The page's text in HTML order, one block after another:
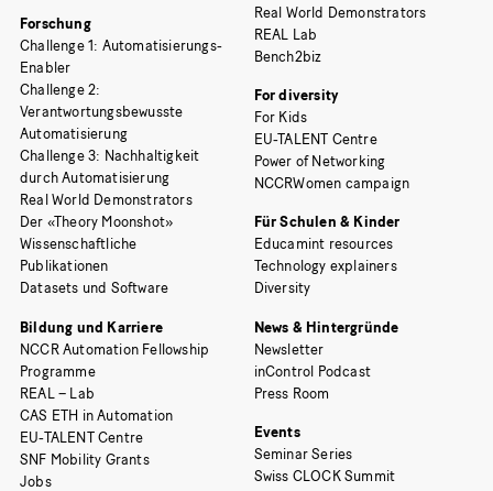
Forschung
Challenge 1: Automatisierungs-
Enabler
Challenge 2:
Verantwortungsbewusste
Automatisierung
Challenge 3: Nachhaltigkeit
durch Automatisierung
Real World Demonstrators
Der «Theory Moonshot»
Wissenschaftliche
Publikationen
Datasets und Software
Bildung und Karriere
NCCR Automation Fellowship
Programme
REAL – Lab
CAS ETH in Automation
EU-TALENT Centre
SNF Mobility Grants
Jobs
Real World Demonstrators
REAL Lab
Bench2biz
For diversity
For Kids
EU-TALENT Centre
Power of Networking
NCCRWomen campaign
Für Schulen & Kinder
Educamint resources
Technology explainers
Diversity
News & Hintergründe
Newsletter
inControl Podcast
Press Room
Events
Seminar Series
Swiss CLOCK Summit